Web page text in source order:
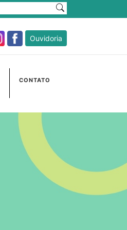
Ouvidoria
CONTATO